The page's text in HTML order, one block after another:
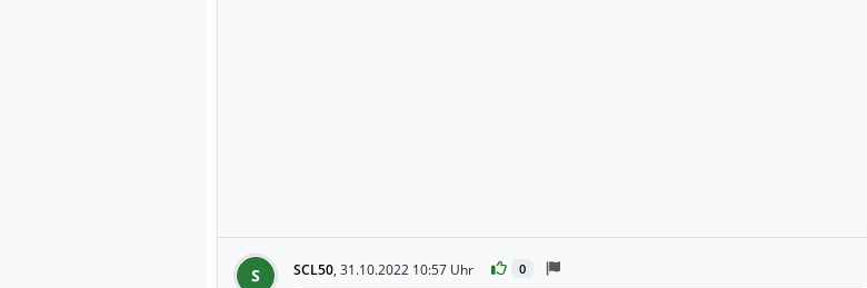
S SCL50, 31.10.2022 10:57 Uhr 0